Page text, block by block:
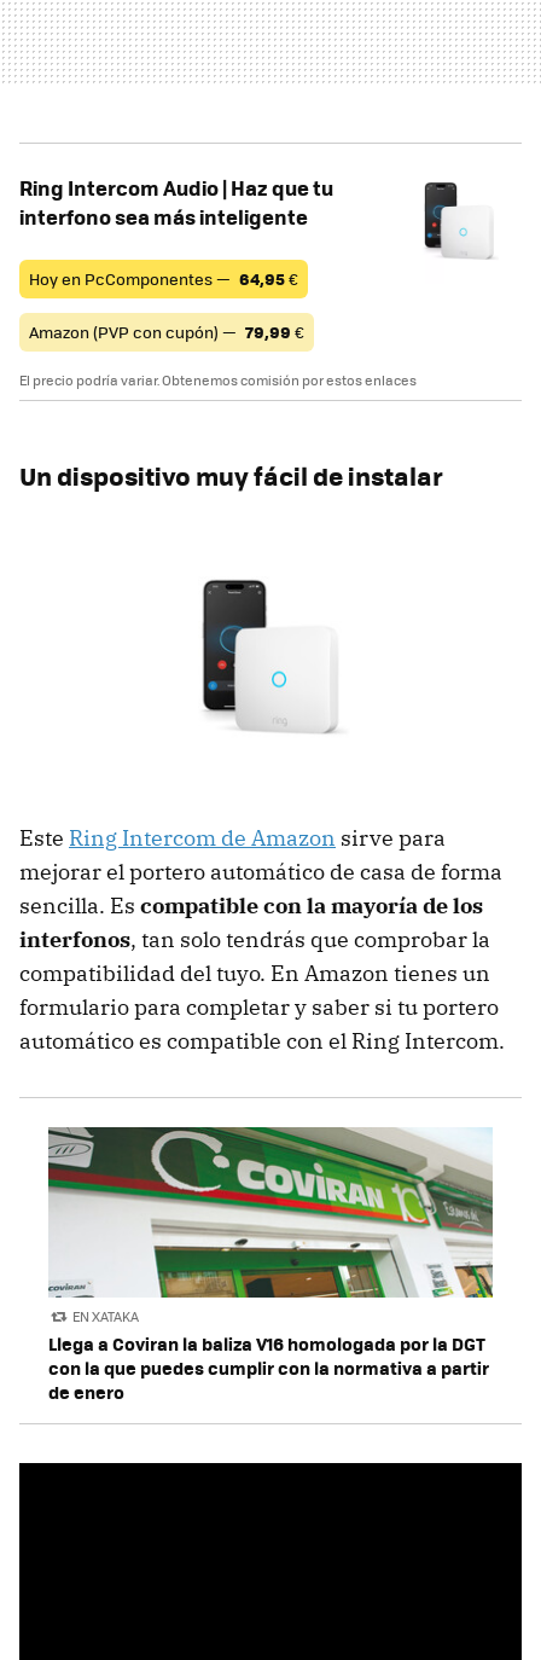
Ring Intercom Audio | Haz que tu
interfono sea más inteligente
Hoy en PcComponentes — 64,95€
Amazon (PVP con cupón) — 79,99 €
El precio podría variar. Obtenemos comisión por estos enlaces
Un dispositivo muy fácil de instalar
Este Ring Intercom de Amazon sirve para
mejorar el portero automático de casa de forma
sencilla. Es compatible con la mayoría de los
interfonos, tan solo tendrás que comprobar la
compatibilidad del tuyo. En Amazon tienes un
formulario para completar y saber si tu portero
automático es compatible con el Ring Intercom.
EN XATAKA
Llega a Coviran la baliza V16 homologada por la DGT
con la que puedes cumplir con la normativa a partir
de enero